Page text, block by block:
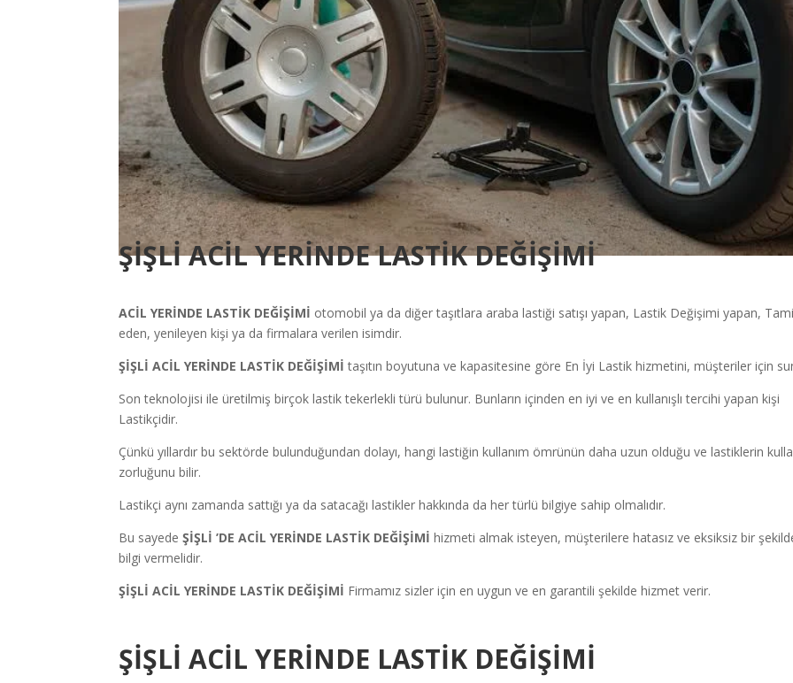
ŞİŞLİ ACİL YERİNDE LASTİK DEĞİŞİMİ
ACİL YERİNDE LASTİK DEĞİŞİMİ otomobil ya da diğer taşıtlara araba lastiği satışı yapan, Lastik Değişimi yapan,
eden, yenileyen kişi ya da firmalara verilen isimdir.
ŞİŞLİ ACİL YERİNDE LASTİK DEĞİŞİMİtaşıtın boyutuna ve kapasitesine göre En İyi Lastik hizmetini, müşteriler için
Son teknolojisi ile üretilmiş birçok lastik tekerlekli türü bulunur. Bunların içinden en iyi ve en kullanışlı tercihi yapan kişi
Lastikçidir.
Çünkü yıllardır bu sektörde bulunduğundan dolayı, hangi lastiğin kullanım ömrünün daha uzun olduğu ve lastiklerin
zorluğunu bilir.
Lastikçi aynı zamanda sattığı ya da satacağı lastikler hakkında da her türlü bilgiye sahip olmalıdır.
Bu sayedeŞİŞLİ ’DE ACİL YERİNDE LASTİK DEĞİŞİMİhizmeti almak isteyen, müşterilere hatasız ve eksiksiz bir
bilgi vermelidir.
ŞİŞLİ ACİL YERİNDE LASTİK DEĞİŞİMİ Firmamız sizler için en uygun ve en garantili şekilde hizmet verir.
ŞİŞLİ ACİL YERİNDE LASTİK DEĞİŞİMİ